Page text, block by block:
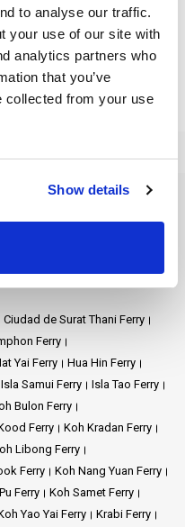
to analyse our traffic.
your use of our site with
analytics partners who
that you’ve
collected from your use
Show details
Junction es su punto de
Thani es famosa por su
para los amantes de la
paisajes, tranquilas playas
este tesoro costero.
vírgenes y maravillas
en el rico patrimonio
un lugar donde coger un
experiencias inolvidables.
cultura o la aventura, esta
Su viaje por Tailandia
y conectar fácilmente
Thani y Phuket.
tranquilo.
Khanom Mo Kaeng Thai,
de Suvarnabhumi Ferry
Ferry
Chiang Mai Ferry
Ciudad de Surat Thani Ferry
Ferry
Yai Ferry
Hua Hin Ferry
Isla Samui Ferry
Isla Tao Ferry
Bulon Ferry
Ferry
Koh Kradan Ferry
Libong Ferry
Ferry
Koh Nang Yuan Ferry
Ferry
Koh Samet Ferry
Yao Yai Ferry
Krabi Ferry